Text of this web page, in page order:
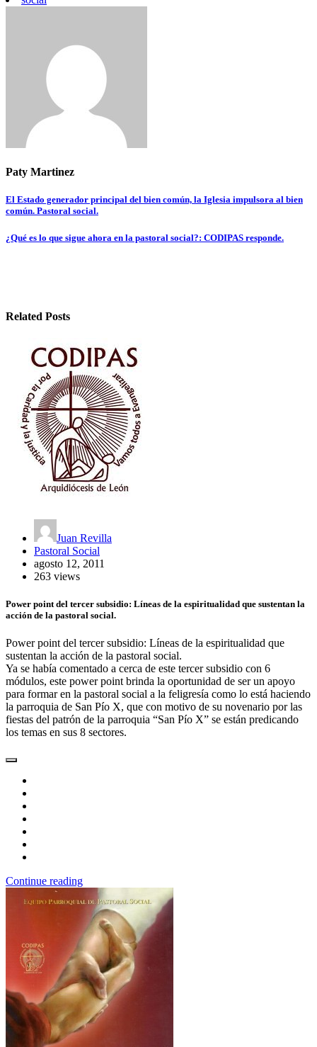
Paty Martinez
Navegación
entradas
El Estado generador principal del bien común, la Iglesia impulsora al bien
común. Pastoral social.
¿Qué es lo que sigue ahora en la pastoral social?: CODIPAS responde.
Related Posts
Juan Revilla
Pastoral Social
agosto 12, 2011
263 views
Power point del tercer subsidio: Líneas de la espiritualidad que sustentan la
acción de la pastoral social.
Power point del tercer subsidio: Líneas de la espiritualidad que
sustentan la acción de la pastoral social.
Ya se había comentado a cerca de este tercer subsidio con 6
módulos, este power point brinda la oportunidad de ser un apoyo
para formar en la pastoral social a la feligresía como lo está haciendo
la parroquia de San Pío X, que con motivo de su novenario por las
fiestas del patrón de la parroquia “San Pío X” se están predicando
los temas en sus 8 sectores.
Continue reading